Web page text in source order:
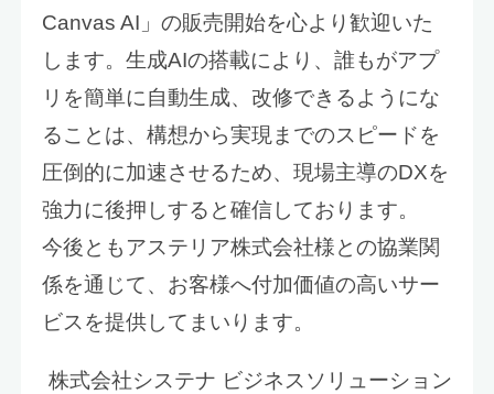
Canvas AI」の販売開始を心より歓迎いた
します。生成AIの搭載により、誰もがアプ
リを簡単に自動生成、改修できるようにな
ることは、構想から実現までのスピードを
圧倒的に加速させるため、現場主導のDXを
強力に後押しすると確信しております。
今後ともアステリア株式会社様との協業関
係を通じて、お客様へ付加価値の高いサー
ビスを提供してまいります。
株式会社システナ ビジネスソリューション